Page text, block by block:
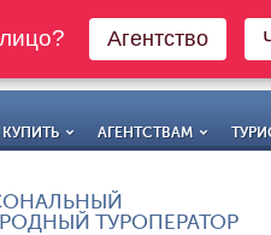
Агентство
КУПИТЬ АГЕНТСТВАМ
ТУРОПЕРАТОР